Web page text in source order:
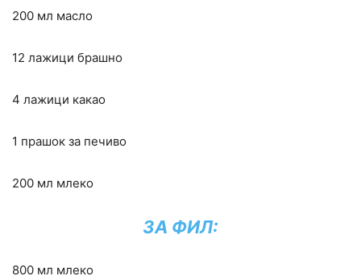
200 мл масло
12 лажици брашно
4 лажици какао
1 прашок за печиво
200 мл млеко
ЗА ФИЛ:
800 мл млеко